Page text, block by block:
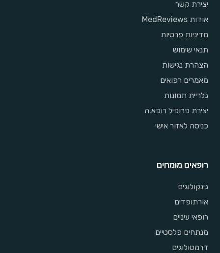
יצירת קשר
אודות MedReviews
מדיניות פרטיות
תנאי שימוש
הצהרת נגישות
מאמרים רפואים
גלריית תמונות
יצירת פרופיל רופא.ה
כניסה לאזור אישי
רופאים מומחים
גינקולוגים
אורתופדים
רופאי עיניים
מנתחים פלסטיים
דרמטולוגים